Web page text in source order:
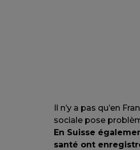
Il n’y a pas qu’en
sociale pose
En Suisse
santé ont